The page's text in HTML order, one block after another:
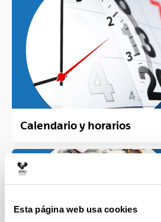
Esta página web usa cookies
Calendario y horarios